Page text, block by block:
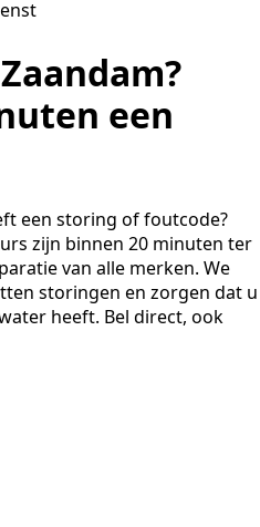
een
een storing of foutcode?
zijn binnen 20 minuten ter
van alle merken. We
storingen en zorgen dat u
heeft. Bel direct, ook